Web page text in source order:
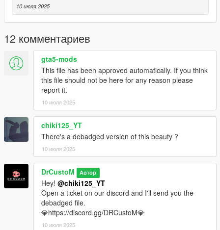
-And Other Basic Function
Bug:
None that im aware
Installation instruction:
drag and drop "drcm5" to mods/update/x64/dlcpack
go to mods/update/update.rpf/commom/data
edit dlclist.xml and add the line:
dlcpacks:/drcm5/
drcm5 to spawn in game
‼️Open a ticket on our discord server if you need the converted
file for FiveM.‼️
10 июля 2025
12 комментариев
gta5-mods
This file has been approved automatically. If you think
this file should not be here for any reason please
report it.
10 июля 2025
chiki125_YT
There's a debadged version of this beauty ?
10 июля 2025
DrCustoM Автор
Hey! @chiki125_YT
Open a ticket on our discord and I'll send you the
debadged file.
💎https://discord.gg/DRCustoM💎
10 июля 2025